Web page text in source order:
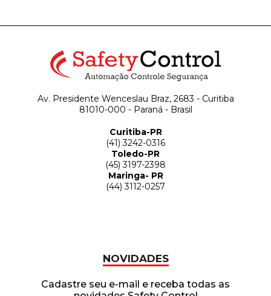
Av. Presidente Wenceslau Braz, 2683 - Curitiba
81010-000 - Paraná - Brasil
Curitiba-PR
(41) 3242-0316
Toledo-PR
(45) 3197-2398
Maringa- PR
(44) 3112-0257
NOVIDADES
Cadastre seu e-mail e receba todas as